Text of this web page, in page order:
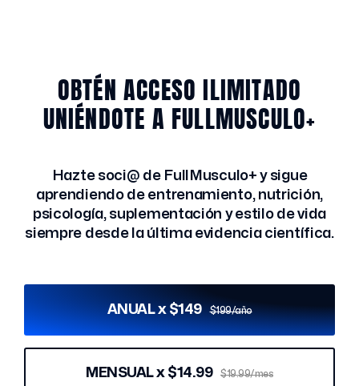
OBTÉN ACCESO ILIMITADO
UNIÉNDOTE A FULLMUSCULO+
Hazte soci@ de FullMusculo+ y sigue
aprendiendo de entrenamiento, nutrición,
psicología, suplementación y estilo de vida
siempre desde la última evidencia científica.
ANUAL x $149 $199/año
MENSUAL x $14.99 $19.99/mes